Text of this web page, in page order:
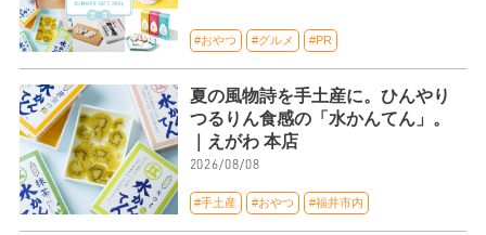
#おやつ #グルメ #PR
夏の風物詩を手土産に。ひんやり
つるりん食感の「水かんてん」。
｜えがわ 本店
2026/08/08
#手土産 #おやつ #福井市内